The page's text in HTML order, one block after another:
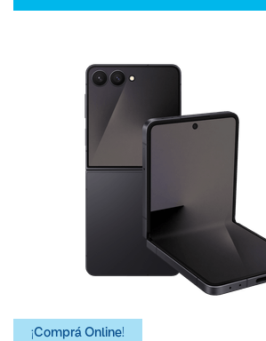
¡Comprá Online!